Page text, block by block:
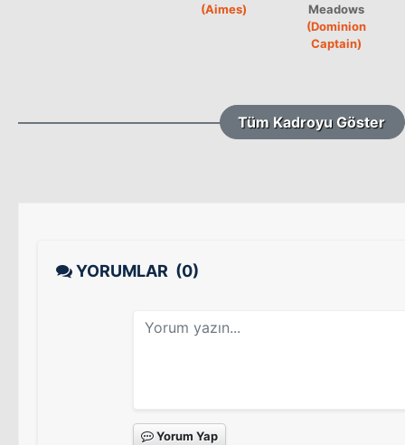
(Aimes)
Meadows
(Dominion
Captain)
Tüm Kadroyu Göster
YORUMLAR (0)
Yorum Yap